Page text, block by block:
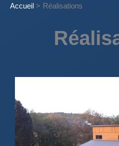
Accueil Réalisations